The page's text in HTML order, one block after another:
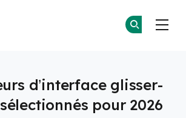
d’interface glisser-
pour 2026